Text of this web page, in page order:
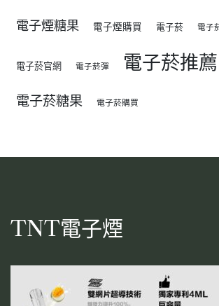
電子煙糖果 電子煙購買 電子菸 電子
電子菸官網 電子菸彈 電子菸推薦
電子菸糖果 電子菸購買
TNT電子煙